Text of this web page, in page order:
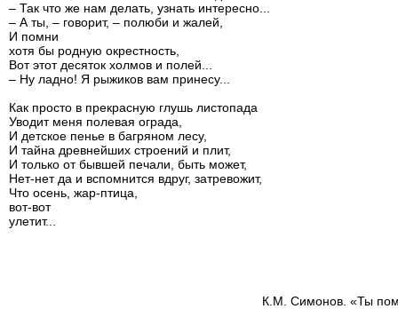
– Так что же нам делать, узнать интересно...
– А ты, – говорит, – полюби и жалей,
И помни
хотя бы родную окрестность,
Вот этот десяток холмов и полей...
– Ну ладно! Я рыжиков вам принесу...
Как просто в прекрасную глушь листопада
Уводит меня полевая ограда,
И детское пенье в багряном лесу,
И тайна древнейших строений и плит,
И только от бывшей печали, быть может,
Нет-нет да и вспомнится вдруг, затревожит,
Что осень, жар-птица,
вот-вот
улетит...
К.М. Симонов. «Ты